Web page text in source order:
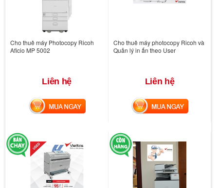
Cho thuê máy Photocopy Ricoh
Aficio MP 5002
Liên hệ
MUA NGAY
Cho thuê máy photocopy Ricoh và
Quản lý in ấn theo User
Liên hệ
MUA NGAY